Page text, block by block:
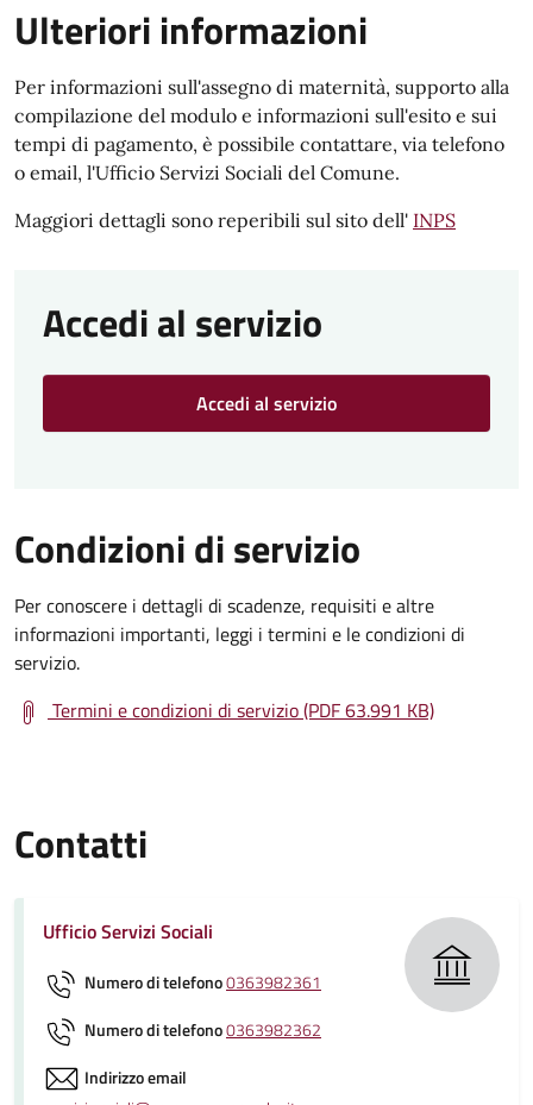
Ulteriori informazioni
Per informazioni sull'assegno di maternità, supporto alla
compilazione del modulo e informazioni sull'esito e sui
tempi di pagamento, è possibile contattare, via telefono
o email, l'Ufficio Servizi Sociali del Comune.
Maggiori dettagli sono reperibili sul sito dell' INPS
Accedi al servizio
Accedi al servizio
Condizioni di servizio
Per conoscere i dettagli di scadenze, requisiti e altre
informazioni importanti, leggi i termini e le condizioni di
servizio.
Termini e condizioni di servizio (PDF 63.991 KB)
Contatti
Ufficio Servizi Sociali
Numero di telefono0363982361
Numero di telefono0363982362
Indirizzo email